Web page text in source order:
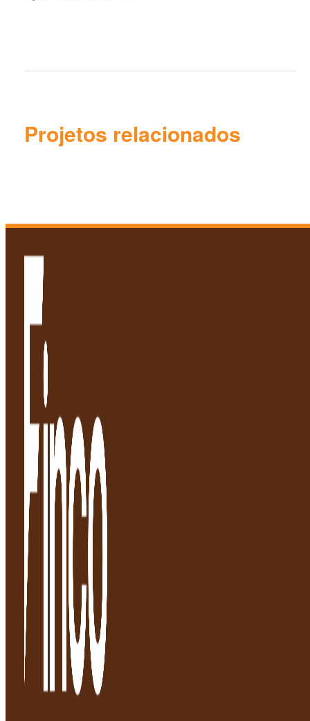
Projetos relacionados